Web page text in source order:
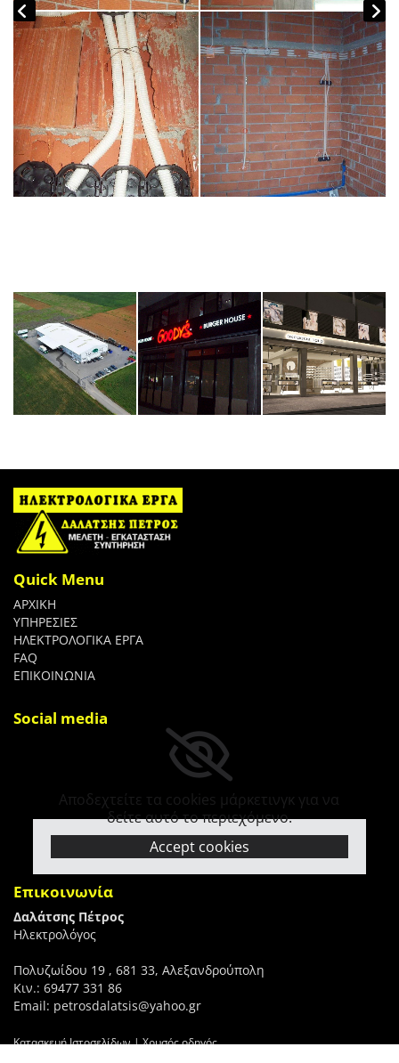
Quick Menu
ΑΡΧΙΚΗ
ΥΠΗΡΕΣΙΕΣ
ΗΛΕΚΤΡΟΛΟΓΙΚΑ ΕΡΓΑ
FAQ
ΕΠΙΚΟΙΝΩΝΙΑ
Social media
Αποδεχτείτε τα cookies μάρκετινγκ για να
δείτε αυτό το περιεχόμενο.
Accept cookies
Επικοινωνία
Δαλάτσης Πέτρος
Ηλεκτρολόγος
Πολυζωίδου 19 , 681 33, Αλεξανδρούπολη
​Κιν.: 69477 331 86
Email: petrosdalatsis@yahoo.gr
Κατασκευή Ιστοσελίδων | Χρυσός οδηγός